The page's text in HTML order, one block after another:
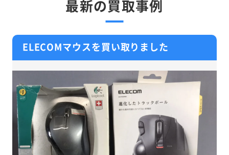
最新の買取事例
ELECOMマウスを買い取りました